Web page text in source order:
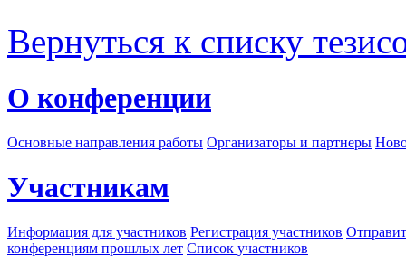
Вернуться к списку
О конференции
Основные направления работы Организаторы и партнеры
Участникам
Информация для участников Регистрация участников
конференциям прошлых лет Список участников